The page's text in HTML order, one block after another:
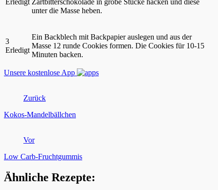
Erledigt Zartbitterschokolade in grobe Stücke hacken und diese
unter die Masse heben.
3
Erledigt
Ein Backblech mit Backpapier auslegen und aus der
Masse 12 runde Cookies formen. Die Cookies für 10-15
Minuten backen.
Unsere kostenlose App
Zurück
Kokos-Mandelbällchen
Vor
Low Carb-Fruchtgummis
Ähnliche Rezepte: